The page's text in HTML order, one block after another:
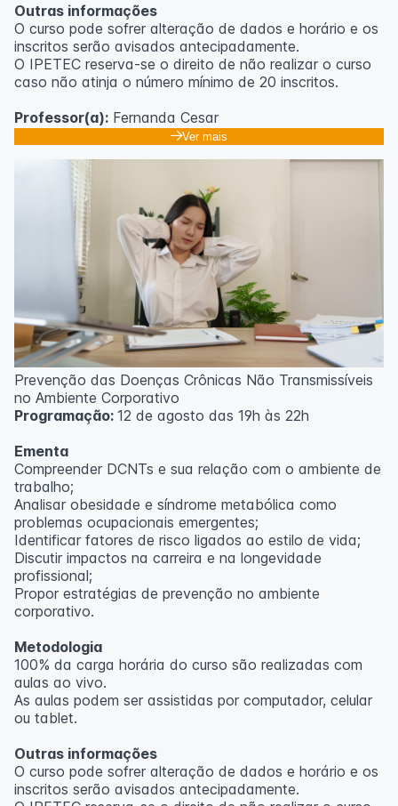
Outras informações
O curso pode sofrer alteração de dados e horário e os
inscritos serão avisados ​​antecipadamente.
O IPETEC reserva-se o direito de não realizar o curso
caso não atinja o número mínimo de 20 inscritos.
Professor(a): Fernanda Cesar
Ver mais
Prevenção das Doenças Crônicas Não Transmissíveis
no Ambiente Corporativo
Programação: 12 de agosto das 19h às 22h
Ementa
Compreender DCNTs e sua relação com o ambiente de
trabalho;
Analisar obesidade e síndrome metabólica como
problemas ocupacionais emergentes;
Identificar fatores de risco ligados ao estilo de vida;
Discutir impactos na carreira e na longevidade
profissional;
Propor estratégias de prevenção no ambiente
corporativo.
Metodologia
100% da carga horária do curso são realizadas com
aulas ao vivo.
As aulas podem ser assistidas por computador, celular
ou tablet.
Outras informações
O curso pode sofrer alteração de dados e horário e os
inscritos serão avisados ​​antecipadamente.